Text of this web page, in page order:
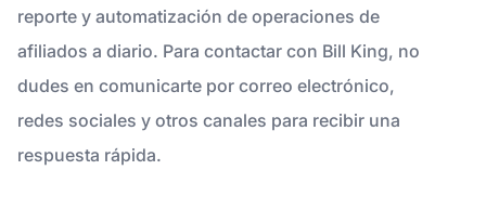
reporte y automatización de operaciones de
afiliados a diario. Para contactar con Bill King, no
dudes en comunicarte por correo electrónico,
redes sociales y otros canales para recibir una
respuesta rápida.